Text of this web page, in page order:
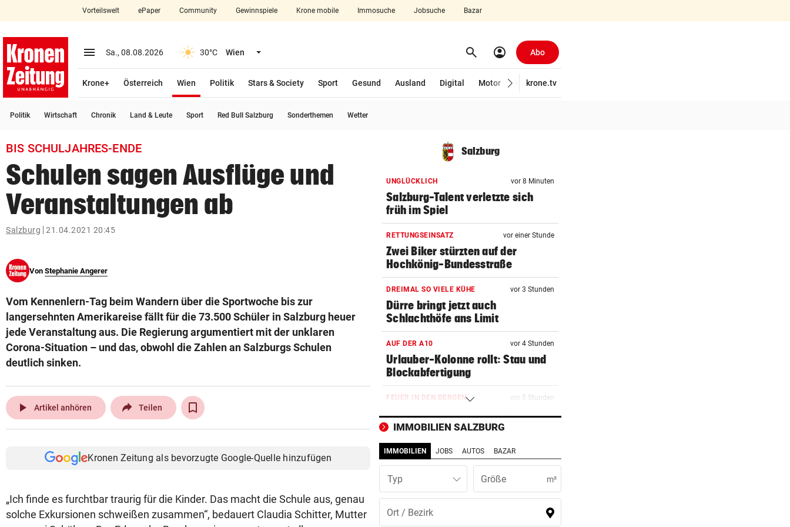
closeSchließen
account_circle Anmelden
arrow_right
search
Suchbegriff
eingeben
© Krone Multimedia GmbH & Co KG 2026
Vorteilswelt ePaper Community Gewinnspiele Krone mobile Immosuche Jobsuche Bazar
menu Menü aufklappen
Sa., 08.08.2026 30°C Wien Menü aufklappen search Suchen
account_circle Abo
Krone+ Österreich Wien
Politik
Stars & Society Sport Gesund Ausland Digital Motor Wirtschaft
krone.tv
Politik Wirtschaft Chronik Land & Leute Sport Red Bull Salzburg Sonderthemen Wetter
BIS SCHULJAHRES-ENDE
Schulen sagen Ausflüge und
Veranstaltungen ab
Salzburg 21.04.2021 20:45
Von Stephanie Angerer
Vom Kennenlern-Tag beim Wandern über die Sportwoche bis zur
langersehnten Amerikareise fällt für die 73.500 Schüler in Salzburg heuer
jede Veranstaltung aus. Die Regierung argumentiert mit der unklaren
Corona-Situation – und das, obwohl die Zahlen an Salzburgs Schulen
deutlich sinken.
play_arrow Artikel anhören Teilen
Kronen Zeitung als bevorzugte Google-Quelle hinzufügen
„Ich finde es furchtbar traurig für die Kinder. Das macht die Schule aus, genau
solche Exkursionen schweißen zusammen“, bedauert Claudia Schitter, Mutter
Salzburg
UNGLÜCKLICH vor 8 Minuten
Salzburg-Talent verletzte sich
früh im Spiel
RETTUNGSEINSATZ vor einer Stunde
Zwei Biker stürzten auf der
Hochkönig-Bundesstraße
DREIMAL SO VIELE KÜHE vor 3 Stunden
Dürre bringt jetzt auch
Schlachthöfe ans Limit
AUF DER A10 vor 4 Stunden
Urlauber-Kolonne rollt: Stau und
Blockabfertigung
FEUER IN DEN BERGEN vor 5 Stunden
Waldbrände im Lungau: Kampf mit
Heli und Motorsäge
UNFALL IN THALGAU vor 7 Stunden
Radlerin (32) starb nach Kollision
mit Kipplaster
vor 8 Stunden
IMMOBILIEN SALZBURG
IMMOBILIEN JOBS AUTOS BAZAR
Typ m²